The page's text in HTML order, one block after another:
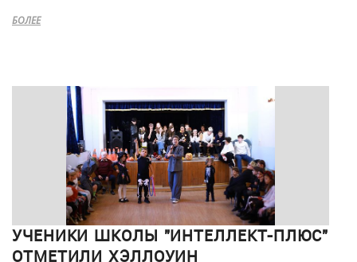
БОЛЕЕ
УЧЕНИКИ ШКОЛЫ "ИНТЕЛЛЕКТ-ПЛЮС"
ОТМЕТИЛИ ХЭЛЛОУИН